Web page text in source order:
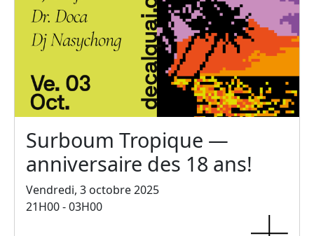
Surboum Tropique —
anniversaire des 18 ans!
Vendredi, 3 octobre 2025
21H00 - 03H00